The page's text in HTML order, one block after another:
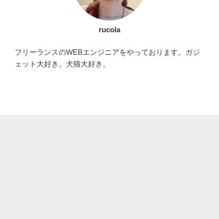
rucola
フリーランスのWEBエンジニアをやっております。ガジ
ェット大好き。犬猫大好き。